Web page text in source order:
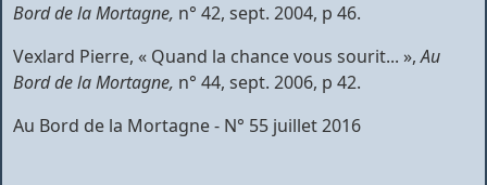
Bordde la Mortagne, n° 42, sept. 2004, p 46.
Vexlard Pierre, « Quand la chance vous sourit... »,Au
Bord de laMortagne, n° 44, sept. 2006, p 42.
Au Bord de la Mortagne - N° 55 juillet 2016